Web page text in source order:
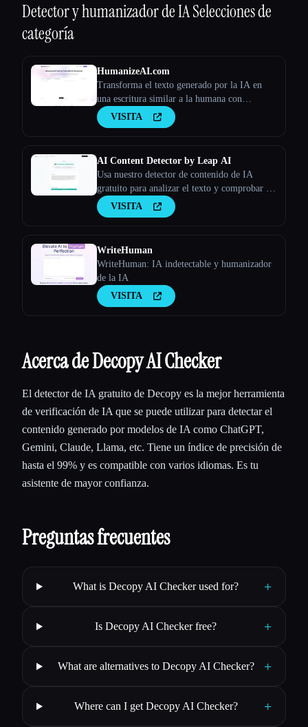
Detector y humanizador de IASelecciones de
categoría
HumanizeAI.com
Transforma el texto generado por la IA en
una escritura similar a la humana con
Humanize AI
VISITA
AI Content Detector by Leap AI
Usa nuestro detector de contenido de IA
gratuito para analizar el texto y comprobar si
lo ha generado la IA o no. Herramienta AI
Checker, 100% gratis para siempre.
VISITA
WriteHuman
WriteHuman: IA indetectable y humanizador
de la IA
VISITA
Acerca de Decopy AI Checker
El detector de IA gratuito de Decopy es la mejor herramienta
de verificación de IA que se puede utilizar para detectar el
contenido generado por modelos de IA como ChatGPT,
Gemini, Claude, Llama, etc. Tiene un índice de precisión de
hasta el 99% y es compatible con varios idiomas. Es tu
asistente de mayor confianza.
Preguntas frecuentes
What is Decopy AI Checker used for? +
Is Decopy AI Checker free? +
What are alternatives to Decopy AI Checker? +
Where can I get Decopy AI Checker? +